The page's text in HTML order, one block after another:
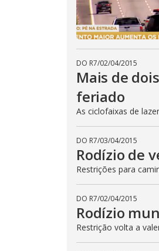
DO R7/02/04/2015
Mais de
feriado
As ciclofaixas de
DO R7/03/04/2015
Rodízio de
Restrições para
DO R7/02/04/2015
Rodízio
Restrição volta a